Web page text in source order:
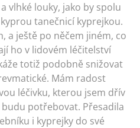
vlhké louky, jako by spolu
tanečnicí kyprejkou.
a ještě po něčem jiném, co
ho v lidovém léčitelství
totiž podobně snižovat
Mám radost
léčivku, kterou jsem dřív
potřebovat. Přesadila
i kyprejky do své